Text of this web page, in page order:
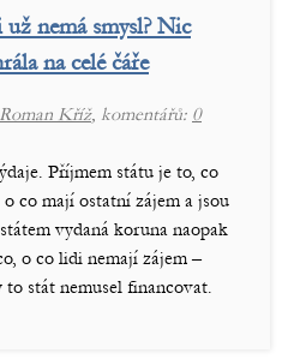
nemá smysl? Nic
na celé čáře
Roman Kříž, komentářů: 0
Příjmem státu je to, co
co mají ostatní zájem a jsou
vydaná koruna naopak
o co lidi nemají zájem –
stát nemusel financovat.